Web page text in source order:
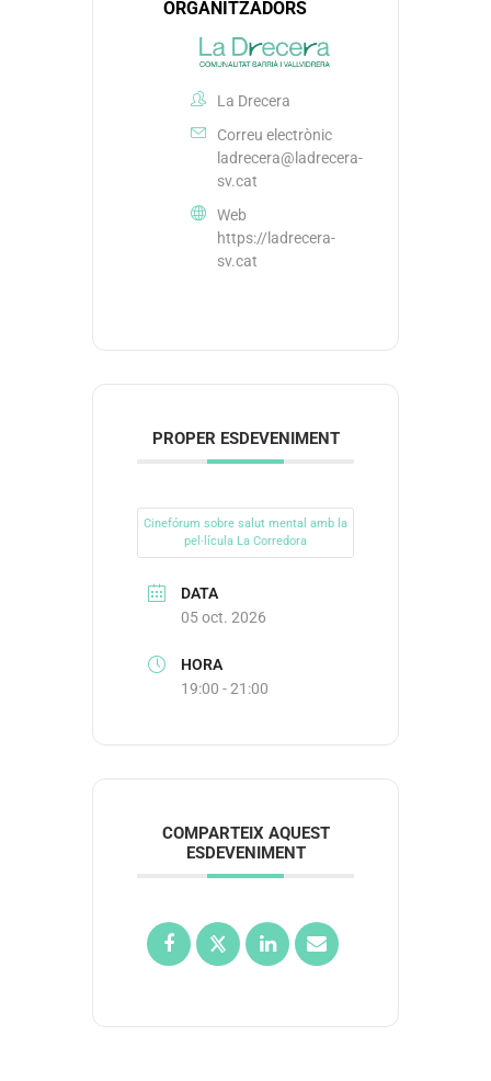
ORGANITZADORS
La Drecera
Correu electrònic
ladrecera@ladrecera-
sv.cat
Web
https://ladrecera-
sv.cat
PROPER ESDEVENIMENT
Cinefórum sobre salut mental amb la
pel·lícula La Corredora
DATA
05 oct. 2026
HORA
19:00 - 21:00
COMPARTEIX AQUEST
ESDEVENIMENT